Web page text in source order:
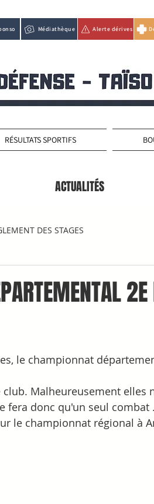
Médiathèque Alerte dérives
RÉSULTATS SPORTIFS
ACTUALITÉS
DES STAGES
le championnat
club. Malheureusement elles
fera donc qu'un seul combat .
le championnat régional à